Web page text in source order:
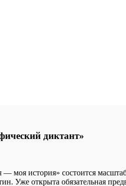
диктант»
моя история» состоится
Уже открыта обязательная